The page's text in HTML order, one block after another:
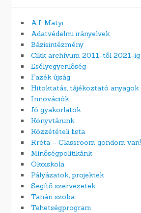
A.I. Matyi
Adatvédelmi irányelvek
Bázisintézmény
Cikk archívum 2011-től 2021-ig
Esélyegyenlőség
Fazék újság
Hitoktatás, tájékoztató anyagok
Innovációk
Jó gyakorlatok
Könyvtárunk
Közzétételi lista
Kréta – Classroom gondom van!
Minőségpolitikánk
Ökoiskola
Pályázatok, projektek
Segítő szervezetek
Tanári szoba
Tehetségprogram